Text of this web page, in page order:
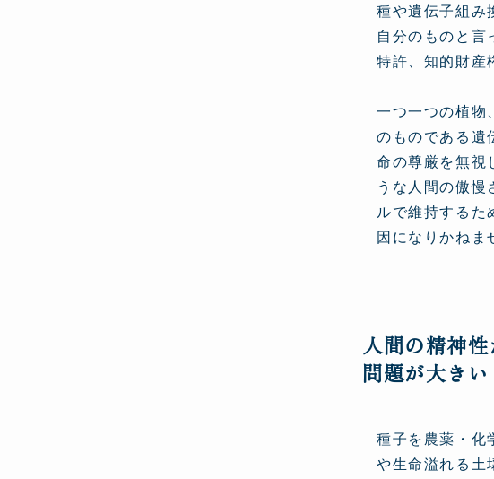
種や遺伝子組み
自分のものと言
特許、知的財産
一つ一つの植物
のものである遺
命の尊厳を無視
うな人間の傲慢
ルで維持するた
因になりかねま
人間の精神
問題が大きい
種子を農薬・化
や生命溢れる土